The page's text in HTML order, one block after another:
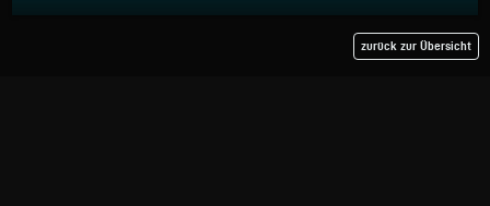
zurück zur Übersicht